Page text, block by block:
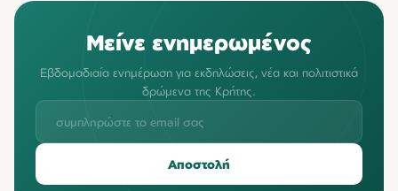
Μείνε ενημερωμένος
Εβδομαδιαία ενημέρωση για εκδηλώσεις, νέα και πολιτιστικά
δρώμενα της Κρήτης.
Αποστολή